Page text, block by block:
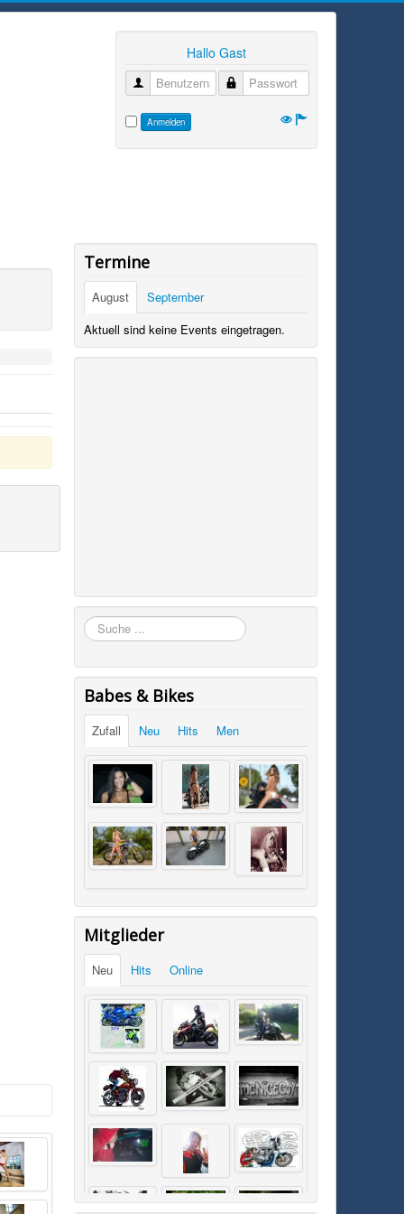
Hallo Gast
Benutzername
Passwort
Anmelden
Termine
August
September
Aktuell sind keine Events eingetragen.
Suchen
Babes & Bikes
Zufall Neu Hits Men
Mitglieder
Neu Hits Online